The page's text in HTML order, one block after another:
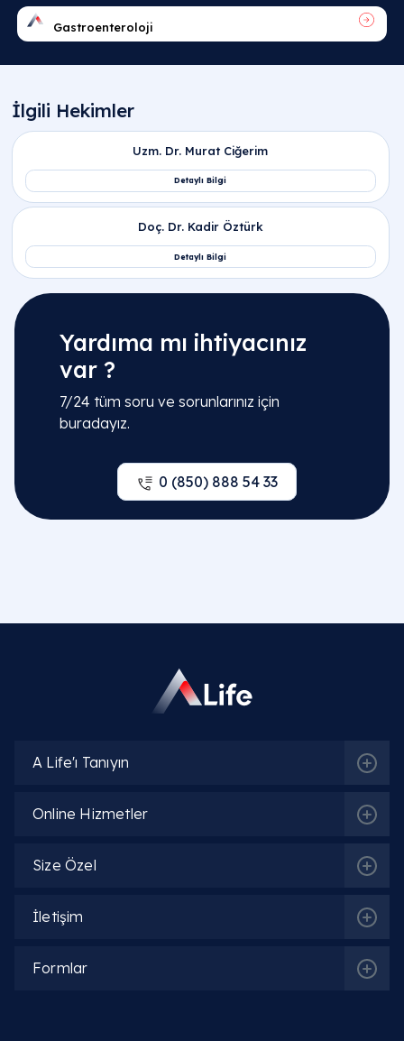
Yardıma mı ihtiyacınız
var ?
7/24 tüm soru ve sorunlarınız için
buradayız.
0 (850) 888 54 33
A Life'ı Tanıyın
Online Hizmetler
Size Özel
İletişim
Formlar